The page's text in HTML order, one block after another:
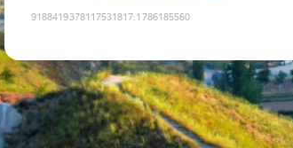
9188419378117531817:1786185560